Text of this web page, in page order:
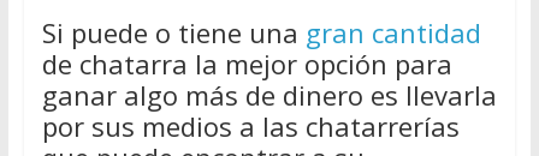
Si puede o tiene una gran cantidad
de chatarra la mejor opción para
ganar algo más de dinero es llevarla
por sus medios a las chatarrerías